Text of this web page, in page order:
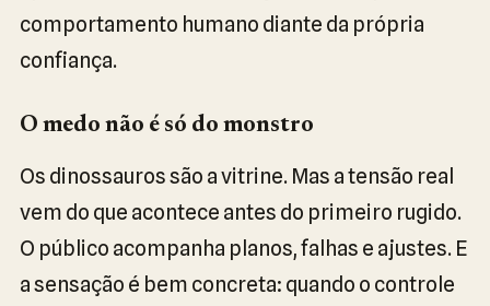
comportamento humano diante da própria
confiança.
O medo não é só do monstro
Os dinossauros são a vitrine. Mas a tensão real
vem do que acontece antes do primeiro rugido.
O público acompanha planos, falhas e ajustes. E
a sensação é bem concreta: quando o controle